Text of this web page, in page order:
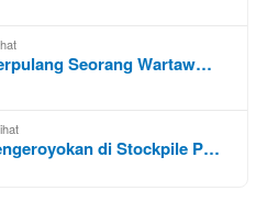
Seorang Wartaw…
di Stockpile P…